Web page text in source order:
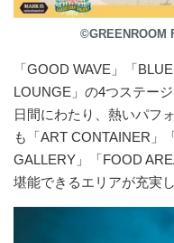
©GREENROOM
「GOOD WAVE」「
LOUNGE」の4つステー
日間にわたり、熱いパフ
も「ART CONTAINER」
GALLERY」「FOOD
堪能できるエリアが充実し